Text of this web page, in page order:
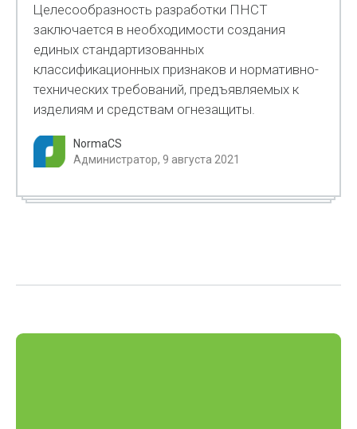
Целесообразность разработки ПНСТ
заключается в необходимости создания
единых стандартизованных
классификационных признаков и нормативно-
технических требований, предъявляемых к
изделиям и средствам огнезащиты.
NormaCS
Администратор, 9 августа 2021